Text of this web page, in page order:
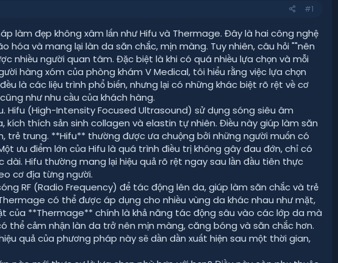
#1
làm đẹp không xâm lấn như Hifu và Thermage. Đây là hai công nghệ
hóa và mang lại làn da săn chắc, mịn màng. Tuy nhiên, câu hỏi ""nên
nhiều người quan tâm. Đặc biệt là khi có quá nhiều lựa chọn và mỗi
hàng xóm của phòng khám V Medical, tôi hiểu rằng việc lựa chọn
là các liệu trình phổ biến, nhưng lại có những khác biệt rõ rệt về cơ
như nhu cầu của khách hàng.
Hifu (High-Intensity Focused Ultrasound) sử dụng sóng siêu âm
thích sản sinh collagen và elastin tự nhiên. Điều này giúp làm săn
trẻ trung. **Hifu** thường được ưa chuộng bởi những người muốn có
ưu điểm lớn của Hifu là quá trình điều trị không gây đau đớn, chỉ có
Hifu thường mang lại hiệu quả rõ rệt ngay sau lần đầu tiên thực
cơ địa từng người.
RF (Radio Frequency) để tác động lên da, giúp làm săn chắc và trẻ
có thể được áp dụng cho nhiều vùng da khác nhau như mặt,
của **Thermage** chính là khả năng tác động sâu vào các lớp da mà
thể cảm nhận làn da trở nên mịn màng, căng bóng và săn chắc hơn.
quả của phương pháp này sẽ dần dần xuất hiện sau một thời gian,